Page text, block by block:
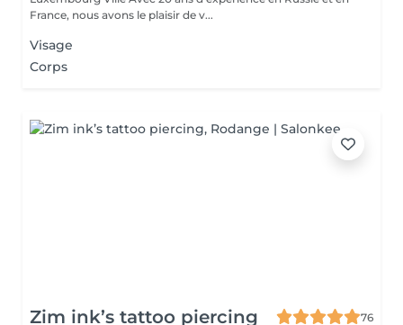
France, nous avons le plaisir de v...
Visage
Corps
Zim ink’s tattoo piercing
76